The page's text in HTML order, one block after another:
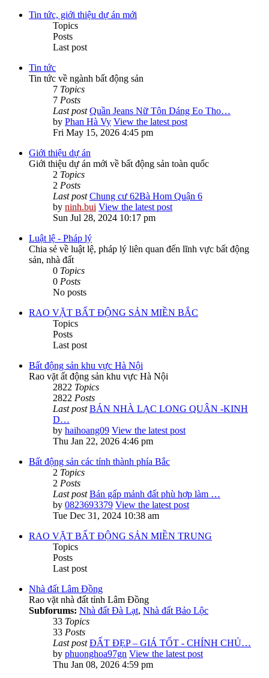
Tin tức, giới thiệu dự án mới
Topics
Posts
Last post
Tin tức
Tin tức về ngành bất động sản
7 Topics
7 Posts
Last post Quần Jeans Nữ Tôn Dáng Eo Tho…
by Phan Hà Vy View the latest post
Fri May 15, 2026 4:45 pm
Giới thiệu dự án
Giới thiệu dự án mới về bất động sản toàn quốc
2 Topics
2 Posts
Last post Chung cư 62Bà Hom Quận 6
by ninh.bui View the latest post
Sun Jul 28, 2024 10:17 pm
Luật lệ - Pháp lý
Chia sẻ về luật lệ, pháp lý liên quan đến lĩnh vực bất động
sản, nhà đất
0 Topics
0 Posts
No posts
RAO VẶT BẤT ĐỘNG SẢN MIỀN BẮC
Topics
Posts
Last post
Bất động sản khu vực Hà Nội
Rao vặt ất động sản khu vực Hà Nội
2822 Topics
2822 Posts
Last post BÁN NHÀ LẠC LONG QUÂN -KINH
D…
by haihoang09 View the latest post
Thu Jan 22, 2026 4:46 pm
Bất động sản các tỉnh thành phía Bắc
2 Topics
2 Posts
Last post Bán gấp mảnh đất phù hợp làm …
by 0823693379 View the latest post
Tue Dec 31, 2024 10:38 am
RAO VẶT BẤT ĐỘNG SẢN MIỀN TRUNG
Topics
Posts
Last post
Nhà đất Lâm Đồng
Rao vặt nhà đất tỉnh Lâm Đồng
Subforums: Nhà đất Đà Lạt, Nhà đất Bảo Lộc
33 Topics
33 Posts
Last post ĐẤT ĐẸP – GIÁ TỐT - CHÍNH CHỦ…
by phuonghoa97gn View the latest post
Thu Jan 08, 2026 4:59 pm